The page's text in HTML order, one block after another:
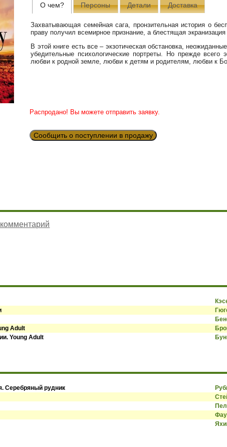
О чем? Персоны Детали Доставка
Захватывающая семейная сага, пронзительная история о
праву получил всемирное признание, а блестящая
В этой книге есть все – экзотическая обстановка,
убедительные психологические портреты. Но прежде
любви к родной земле, любви к детям и родителям, любви к
Распродано! Вы можете отправить заявку.
Сообщить о поступлении в продажу
Adult
Young Adult
Серебряный рудник